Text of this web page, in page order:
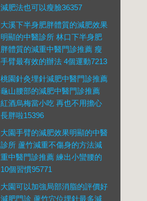
減肥法也可以瘦臉36357
大溪下半身肥胖體質的減肥效果
明顯的中醫診所 林口下半身肥
胖體質的減重中醫門診推薦 瘦
手臂最有效的辦法 4個運動7213
桃園針灸埋針減肥中醫門診推薦
龜山腰部的減肥中醫門診推薦
紅酒烏梅當小吃 再也不用擔心
長胖啦15396
大園手臂的減肥效果明顯的中醫
診所 蘆竹減重不傷身的方法減
重中醫門診推薦 練出小蠻腰的
10個習慣95771
大園可以加強局部消脂的評價好
減肥門診 蘆竹穴位埋針最多減